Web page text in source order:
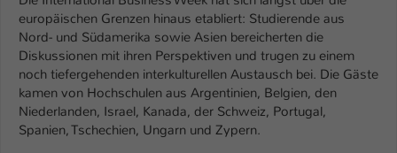
europäischen Grenzen hinaus etabliert: Studierende aus
Nord- und Südamerika sowie Asien bereicherten die
Diskussionen mit ihren Perspektiven und trugen zu einem
noch tiefergehenden interkulturellen Austausch bei. Die Gäste
kamen von Hochschulen aus Argentinien, Belgien, den
Niederlanden, Israel, Kanada, der Schweiz, Portugal,
Spanien, Tschechien, Ungarn und Zypern.
Zweck
Einstellungen. Unter anderem eine zufällig
generierte ID, für die historische
Speicherung Ihrer vorgenommen
Einstellungen, falls der Webseiten-
Betreiber dies eingestellt hat.
Name fe_typo_user / PHPSESSID